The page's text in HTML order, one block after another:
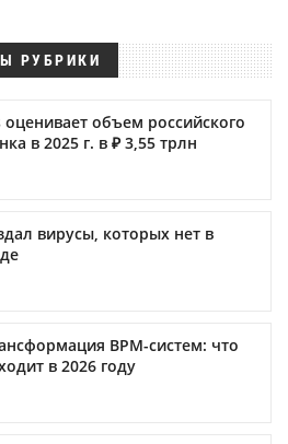
РУБРИКИ
оценивает объем российского
в 2025 г. в ₽ 3,55 трлн
вирусы, которых нет в
BPM-систем: что
в 2026 году